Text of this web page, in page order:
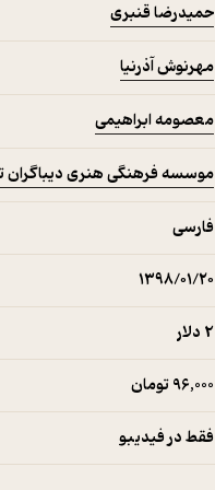
حمیدرضا قنبری
مهرنوش آذرنیا
معصومه ابراهیمی
موسسه فرهنگی هنری دیباگران
فارسی
۱۳۹۸/۰۱/۲۰
2 دلار
96,000 تومان
فقط در فیدیبو